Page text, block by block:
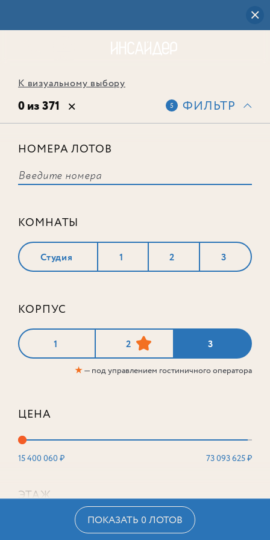
К визуальному выбору
0 из 371 5 ФИЛЬТР
НОМЕРА ЛОТОВ
КОМНАТЫ
Студия 1 2 3
КОРПУС
1 2 3
★— под управлением гостиничного оператора
ЦЕНА
15 400 060 ₽ 73 093 625 ₽
ЭТАЖ
ПОКАЗАТЬ 0 ЛОТОВ
соответствует ни одного лота